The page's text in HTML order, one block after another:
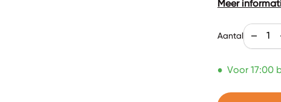
Meer
Aantal
Aantal
remove
• Voor 17:00